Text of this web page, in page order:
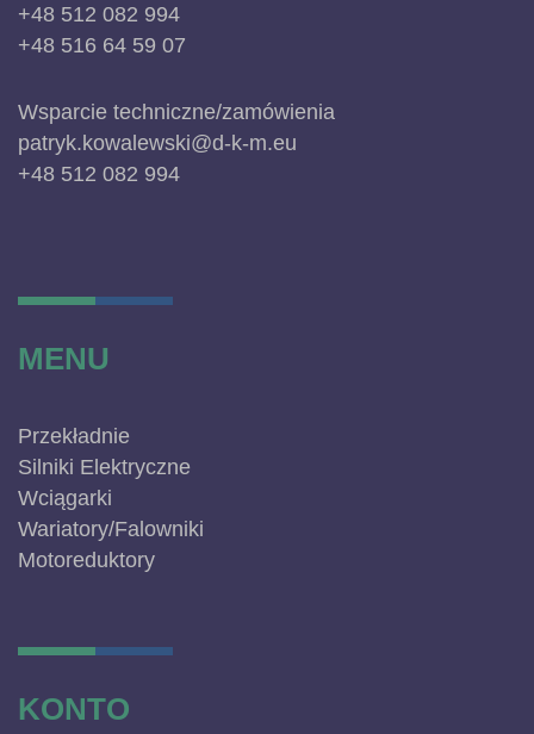
+48 512 082 994
+48 516 64 59 07
Wsparcie techniczne/zamówienia
patryk.kowalewski@d-k-m.eu
+48 512 082 994
MENU
Przekładnie
Silniki Elektryczne
Wciągarki
Wariatory/Falowniki
Motoreduktory
KONTO